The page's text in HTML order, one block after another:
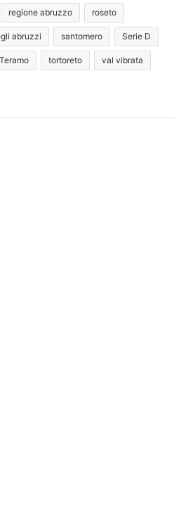
regione abruzzo roseto
abruzzi santomero Serie D
Teramo tortoreto val vibrata